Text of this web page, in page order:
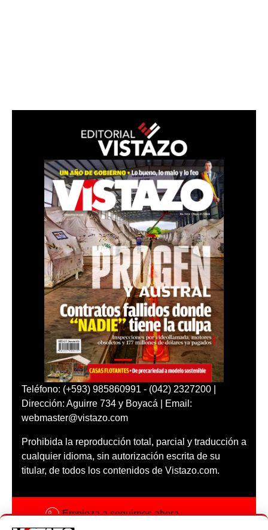
Teléfono: (+593) 985860991 - (042) 2327200 |
Dirección: Aguirre 734 y Boyacá | Email:
webmaster@vistazo.com
Prohibida la reproducción total, parcial y traducción a
cualquier idioma, sin autorización escrita de su
titular, de todos los contenidos de Vistazo.com.
Empieza a seguirnos ahora